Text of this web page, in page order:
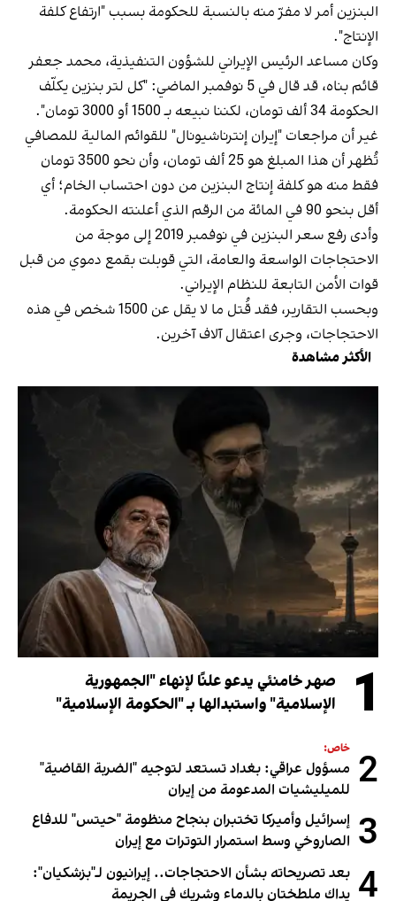
البنزين أمر لا مفرّ منه بالنسبة للحكومة بسبب "ارتفاع كلفة
الإنتاج".
وكان مساعد الرئيس الإيراني للشؤون التنفيذية، محمد جعفر
قائم ‌بناه، قد قال في 5 نوفمبر الماضي: "كل لتر بنزين يكلّف
الحكومة 34 ألف تومان، لكننا نبيعه بـ 1500 أو 3000 تومان".
غير أن مراجعات "إيران إنترناشيونال" للقوائم المالية للمصافي
تُظهر أن هذا المبلغ هو 25 ألف تومان، وأن نحو 3500 تومان
فقط منه هو كلفة إنتاج البنزين من دون احتساب الخام؛ أي
أقل بنحو 90 في المائة من الرقم الذي أعلنته الحكومة.
وأدى رفع سعر البنزين في نوفمبر 2019 إلى موجة من
الاحتجاجات الواسعة والعامة، التي قوبلت بقمع دموي من قبل
قوات الأمن التابعة للنظام الإيراني.
وبحسب التقارير، فقد قُتل ما لا يقل عن 1500 شخص في هذه
الاحتجاجات، وجرى اعتقال آلاف آخرين.
الأكثر مشاهدة
1
صهر خامنئي يدعو علنًا لإنهاء "الجمهورية
الإسلامية" واستبدالها بـ "الحكومة الإسلامية"
2 خاص:
مسؤول عراقي: بغداد تستعد لتوجيه "الضربة القاضية"
للميليشيات المدعومة من إيران
3 إسرائيل وأميركا تختبران بنجاح منظومة "حيتس" للدفاع
الصاروخي وسط استمرار التوترات مع إيران
4 بعد تصريحاته بشأن الاحتجاجات.. إيرانيون لـ"بزشكيان":
يداك ملطختان بالدماء وشريك في الجريمة